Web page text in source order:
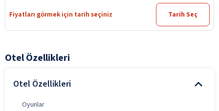
Fiyatları görmek için tarih seçiniz Tarih Seç
Otel Özellikleri
Otel Özellikleri
Oyunlar